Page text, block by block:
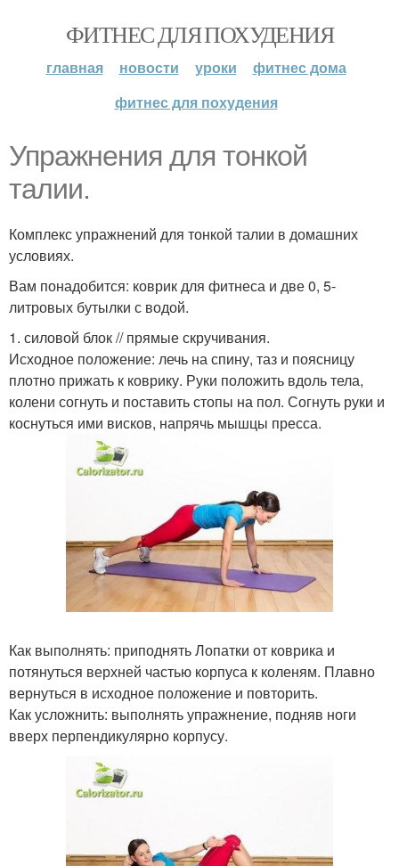
ФИТНЕС ДЛЯ ПОХУДЕНИЯ
главная новости уроки
фитнес дома
фитнес для похудения
Упражнения для тонкой
талии.
Комплекс упражнений для тонкой талии в домашних
условиях.
Вам понадобится: коврик для фитнеса и две 0, 5-
литровых бутылки с водой.
1. силовой блок // прямые скручивания.
Исходное положение: лечь на спину, таз и поясницу
плотно прижать к коврику. Руки положить вдоль тела,
колени согнуть и поставить стопы на пол. Согнуть руки и
коснуться ими висков, напрячь мышцы пресса.
Как выполнять: приподнять Лопатки от коврика и
потянуться верхней частью корпуса к коленям. Плавно
вернуться в исходное положение и повторить.
Как усложнить: выполнять упражнение, подняв ноги
вверх перпендикулярно корпусу.